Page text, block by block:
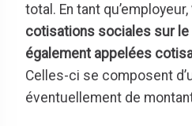
total. En tant qu’employeur,
cotisations sociales sur le
également appelées
Celles-ci se composent
éventuellement de